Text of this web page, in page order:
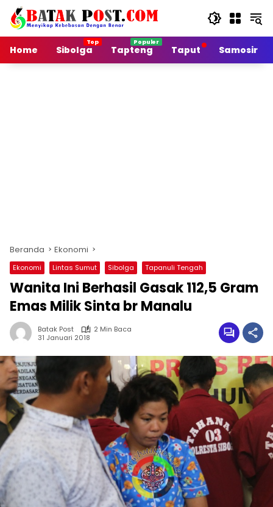
Langsung
konten
Home
Sibolga Tapteng Taput Samosir
Beranda Ekonomi
Ekonomi Lintas Sumut Sibolga Tapanuli Tengah
Wanita Ini Berhasil Gasak 112,5 Gram
Emas Milik Sinta br Manalu
Batak Post
2 Min Baca
31 Januari 2018